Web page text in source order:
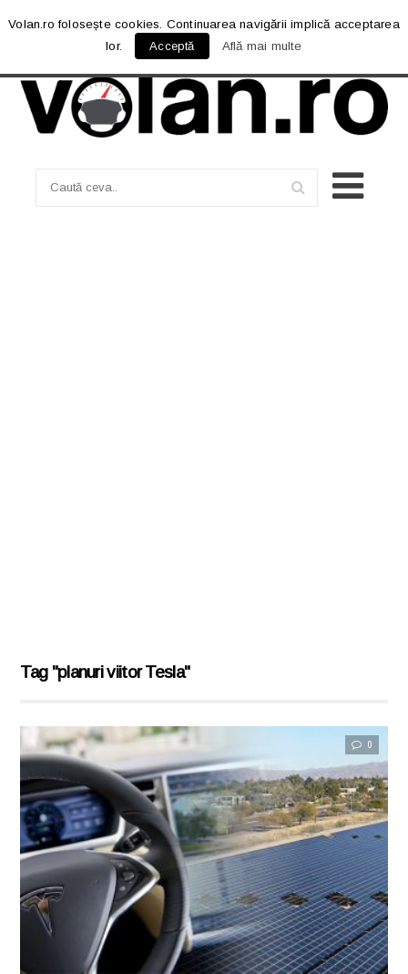
Tag "planuri viitor Tesla"
0
Citește articolul complet
Volan.ro folosește cookies. Continuarea navigării implică acceptarea
lor.
Acceptă Află mai multe